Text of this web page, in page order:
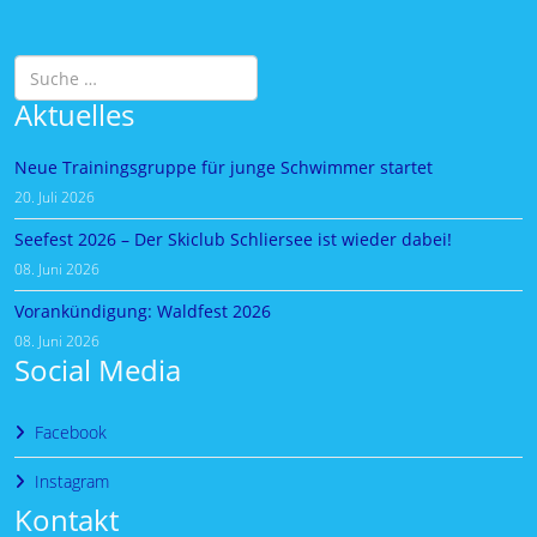
Suchen
Aktuelles
Neue Trainingsgruppe für junge Schwimmer startet
20. Juli 2026
Seefest 2026 – Der Skiclub Schliersee ist wieder dabei!
08. Juni 2026
Vorankündigung: Waldfest 2026
08. Juni 2026
Social Media
Facebook
Instagram
Kontakt